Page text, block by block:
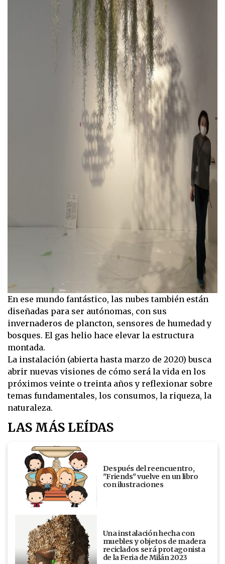
En ese mundo fantástico, las nubes también están
diseñadas para ser autónomas, con sus
invernaderos de plancton, sensores de humedad y
bosques. El gas helio hace elevar la estructura
montada.
La instalación (abierta hasta marzo de 2020) busca
abrir nuevas visiones de cómo será la vida en los
próximos veinte o treinta años y reflexionar sobre
temas fundamentales, los consumos, la riqueza, la
naturaleza.
LAS MÁS LEÍDAS
Después del reencuentro,
"Friends" vuelve en un libro
con ilustraciones
Una instalación hecha con
muebles y objetos de madera
reciclados será protagonista
de la Feria de Milán 2023